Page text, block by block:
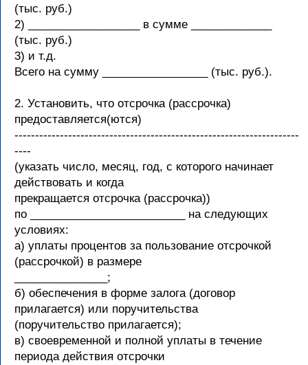
(тыс. руб.)
2) __________________ в сумме _____________
(тыс. руб.)
3) и т.д.
Всего на сумму _________________ (тыс. руб.).
2. Установить, что отсрочка (рассрочка)
предоставляется(ются)
---------------------------------------------------------------------
----
(указать число, месяц, год, с которого начинает
действовать и когда
прекращается отсрочка (рассрочка))
по _________________________ на следующих
условиях:
а) уплаты процентов за пользование отсрочкой
(рассрочкой) в размере
_______________;
б) обеспечения в форме залога (договор
прилагается) или поручительства
(поручительство прилагается);
в) своевременной и полной уплаты в течение
периода действия отсрочки